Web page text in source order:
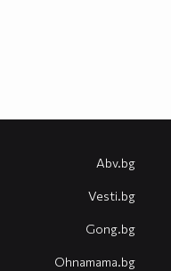
Abv.bg
Vesti.bg
Gong.bg
Оhnamama.bg